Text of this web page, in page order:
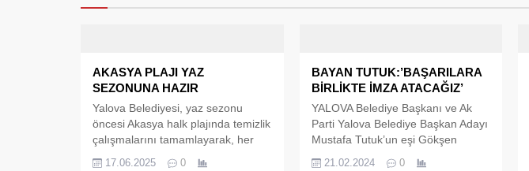
AKASYA PLAJI YAZ
SEZONUNA HAZIR
Yalova Belediyesi, yaz sezonu
öncesi Akasya halk plajında temizlik
çalışmalarını tamamlayarak, her
sezon konulan hasır şemsiyeleri
17.06.2025 0
BAYAN TUTUK:’BAŞARILARA
BİRLİKTE İMZA ATACAĞIZ’
YALOVA Belediye Başkanı ve Ak
Parti Yalova Belediye Başkan Adayı
Mustafa Tutuk’un eşi Gökşen
Tutuk, kadın futbolunun önemine
21.02.2024 0